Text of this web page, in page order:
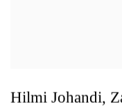
Hilmi Johandi,